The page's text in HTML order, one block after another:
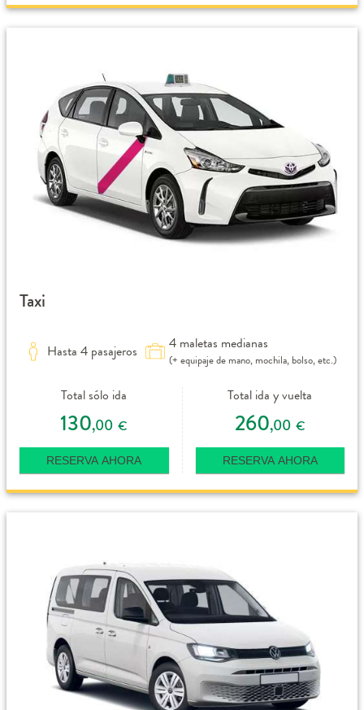
Taxi
Hasta 4 pasajeros 4 maletas medianas
(+ equipaje de mano, mochila, bolso, etc.)
Total sólo ida
130,00 €
RESERVA AHORA
Total ida y vuelta
260,00 €
RESERVA AHORA